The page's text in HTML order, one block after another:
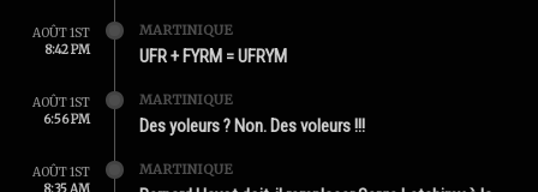
AOÛT 1ST
8:42 PM
MARTINIQUE
UFR + FYRM = UFRYM
AOÛT 1ST
6:56 PM
MARTINIQUE
Des yoleurs ? Non. Des voleurs !!!
AOÛT 1ST
MARTINIQUE